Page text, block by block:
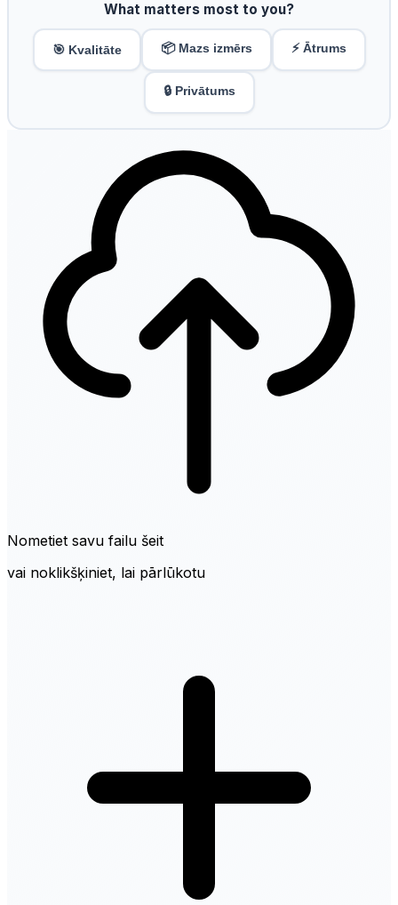
What matters most to you?
🎯 Kvalitāte 📦 Mazs izmērs ⚡ Ātrums
🔒 Privātums
Nometiet savu failu šeit
vai noklikšķiniet, lai pārlūkotu